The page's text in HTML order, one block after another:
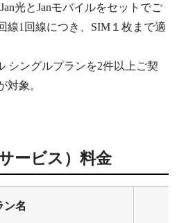
光とJanモバイルをセットでご
線1回線につき、SIM１枚まで適
ングルプランを2件以上ご契
対象。
ービス）料金
ン名